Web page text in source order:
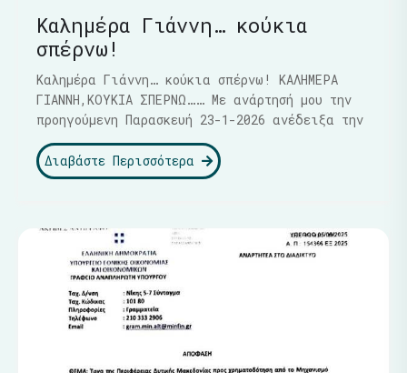
Καλημέρα Γιάννη… κούκια
σπέρνω!
Καλημέρα Γιάννη… κούκια σπέρνω! ΚΑΛΗΜΕΡΑ
ΓΙΑΝΝΗ,ΚΟΥΚΙΑ ΣΠΕΡΝΩ…… Με ανάρτησή μου την
προηγούμενη Παρασκευή 23-1-2026 ανέδειξα την
Διαβάστε Περισσότερα